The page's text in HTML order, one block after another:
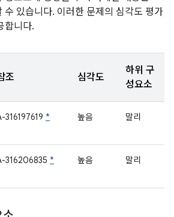
수 있습니다. 이러한 문제의 심각도 평가
합니다.
조 심각도
하위 구
성요소
316197619 * 높음 말리
316206835 * 높음 말리